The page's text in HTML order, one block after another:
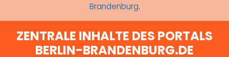
Brandenburg.
ZENTRALE INHALTE DES PORTALS
BERLIN-BRANDENBURG.DE